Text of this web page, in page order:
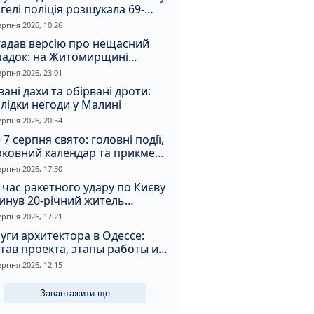
поліція розшукала 69-
зловмисника
2026, 10:26
версію про нещасний
на Житомирщині
чоловіка за вбивство
2026, 23:01
дахи та обірвані дроти:
негоди у Малині
2026, 20:54
серпня свято: головні події,
календар та прикмети
2026, 17:50
час ракетного удару по Києву
20-річний житель
2026, 17:21
архитектора в Одессе:
проекта, этапы работы и
2026, 12:15
Завантажити ще